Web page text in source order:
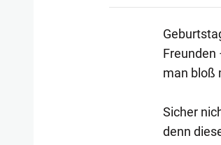
Freunden
man bloß
Sicher
denn